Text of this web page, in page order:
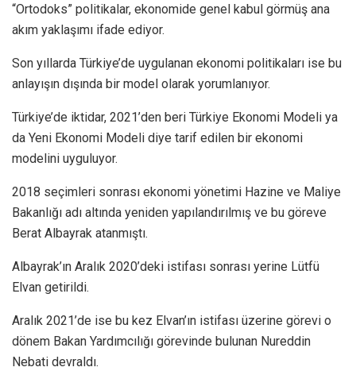
“Ortodoks” politikalar, ekonomide genel kabul görmüş ana
akım yaklaşımı ifade ediyor.
Son yıllarda Türkiye’de uygulanan ekonomi politikaları ise bu
anlayışın dışında bir model olarak yorumlanıyor.
Türkiye’de iktidar, 2021’den beri Türkiye Ekonomi Modeli ya
da Yeni Ekonomi Modeli diye tarif edilen bir ekonomi
modelini uyguluyor.
2018 seçimleri sonrası ekonomi yönetimi Hazine ve Maliye
Bakanlığı adı altında yeniden yapılandırılmış ve bu göreve
Berat Albayrak atanmıştı.
Albayrak’ın Aralık 2020’deki istifası sonrası yerine Lütfü
Elvan getirildi.
Aralık 2021’de ise bu kez Elvan’ın istifası üzerine görevi o
dönem Bakan Yardımcılığı görevinde bulunan Nureddin
Nebati devraldı.